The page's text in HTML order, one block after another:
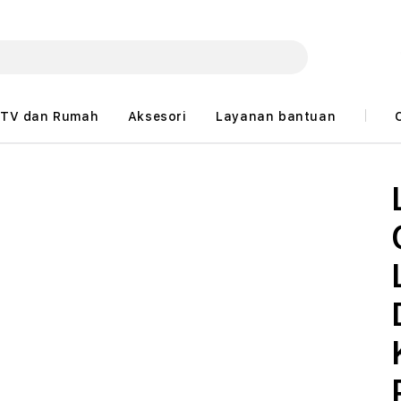
TV dan Rumah Aksesori Layanan bantuan